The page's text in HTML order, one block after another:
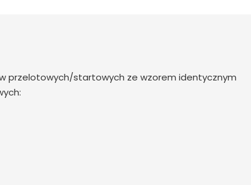
przelotowych/startowych ze wzorem identycznym